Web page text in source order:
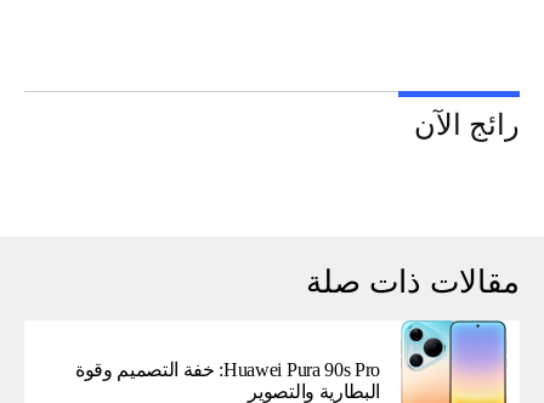
رائج الآن
مقالات ذات صلة
Huawei Pura 90s Pro: خفة التصميم وقوة
البطارية والتصوير